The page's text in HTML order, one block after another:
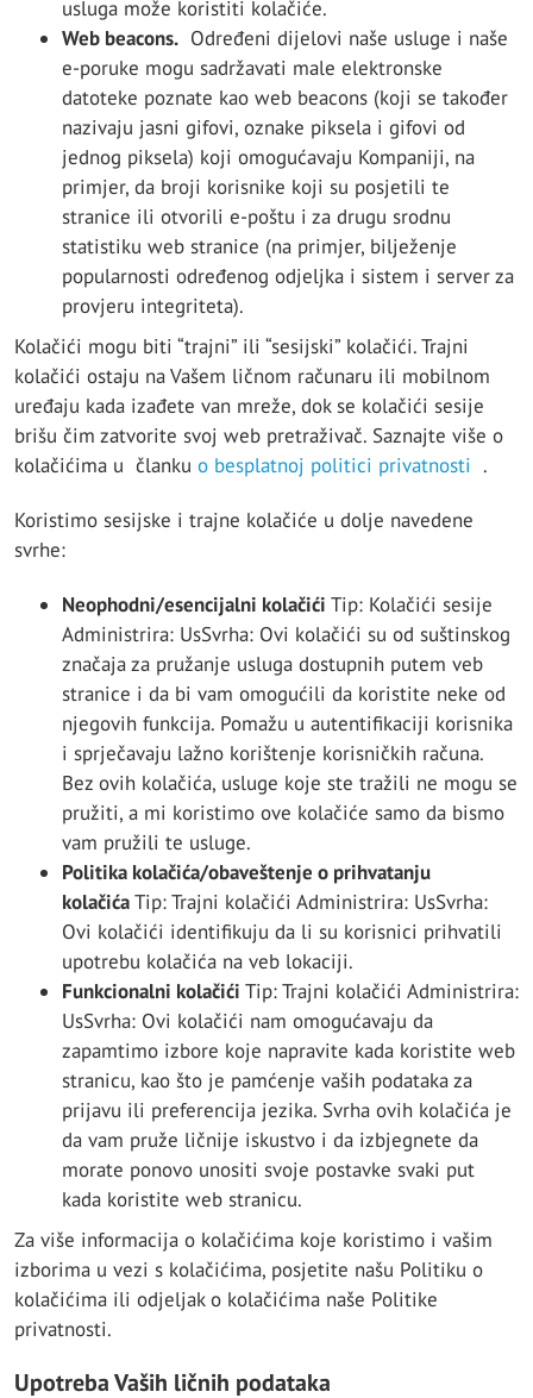
usluga može koristiti kolačiće.
Web beacons. Određeni dijelovi naše usluge i naše
e-poruke mogu sadržavati male elektronske
datoteke poznate kao web beacons (koji se također
nazivaju jasni gifovi, oznake piksela i gifovi od
jednog piksela) koji omogućavaju Kompaniji, na
primjer, da broji korisnike koji su posjetili te
stranice ili otvorili e-poštu i za drugu srodnu
statistiku web stranice (na primjer, bilježenje
popularnosti određenog odjeljka i sistem i server za
provjeru integriteta).
Kolačići mogu biti “trajni” ili “sesijski” kolačići. Trajni
kolačići ostaju na Vašem ličnom računaru ili mobilnom
uređaju kada izađete van mreže, dok se kolačići sesije
brišu čim zatvorite svoj web pretraživač. Saznajte više o
kolačićima u članku o besplatnoj politici privatnosti .
Koristimo sesijske i trajne kolačiće u dolje navedene
svrhe:
Neophodni/esencijalni kolačići Tip: Kolačići sesije
Administrira: UsSvrha: Ovi kolačići su od suštinskog
značaja za pružanje usluga dostupnih putem veb
stranice i da bi vam omogućili da koristite neke od
njegovih funkcija. Pomažu u autentifikaciji korisnika
i sprječavaju lažno korištenje korisničkih računa.
Bez ovih kolačića, usluge koje ste tražili ne mogu se
pružiti, a mi koristimo ove kolačiće samo da bismo
vam pružili te usluge.
Politika kolačića/obaveštenje o prihvatanju
kolačićaTip: Trajni kolačići Administrira: UsSvrha:
Ovi kolačići identifikuju da li su korisnici prihvatili
upotrebu kolačića na veb lokaciji.
Funkcionalni kolačići Tip: Trajni kolačići Administrira:
UsSvrha: Ovi kolačići nam omogućavaju da
zapamtimo izbore koje napravite kada koristite web
stranicu, kao što je pamćenje vaših podataka za
prijavu ili preferencija jezika. Svrha ovih kolačića je
da vam pruže ličnije iskustvo i da izbjegnete da
morate ponovo unositi svoje postavke svaki put
kada koristite web stranicu.
Za više informacija o kolačićima koje koristimo i vašim
izborima u vezi s kolačićima, posjetite našu Politiku o
kolačićima ili odjeljak o kolačićima naše Politike
privatnosti.
Upotreba Vaših ličnih podataka